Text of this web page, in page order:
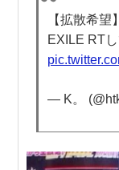
【拡散希
EXILE RTし
— K。